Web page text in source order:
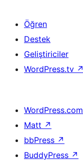
Öğren
Destek
Geliştiriciler
WordPress.tv ↗
WordPress.com
Matt ↗
bbPress ↗
BuddyPress ↗